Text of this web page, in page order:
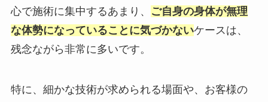
心で施術に集中するあまり、
ご自身の身体が無理
な体勢になっていることに気づかないケースは、
残念ながら非常に多いです。
特に、細かな技術が求められる場面や、お客様の